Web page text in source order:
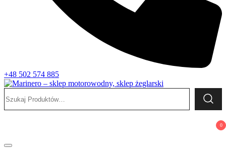
+48 502 574 885
Marinero – sklep motorowodny, sklep żeglarski
Sklep motorowodny, Sklep żeglarski, części do silników,
wyposażenie łodzi motorowych, elektronika morska
0